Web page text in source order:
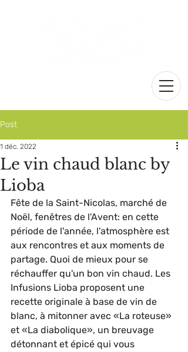
Post
Le vin chaud blanc by
Lioba
1 déc. 2022
Fête de la Saint-Nicolas, marché de
Noël, fenêtres de l'Avent: en cette
période de l'année, l'atmosphère est
aux rencontres et aux moments de
partage. Quoi de mieux pour se
réchauffer qu'un bon vin chaud. Les
Infusions Lioba proposent une
recette originale à base de vin de
blanc, à mitonner avec «La roteuse»
et «La diabolique», un breuvage
détonnant et épicé qui vous